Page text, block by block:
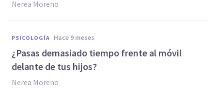
Nerea Moreno
PSICOLOGÍA hace 9 meses
¿Pasas demasiado tiempo frente al móvil
delante de tus hijos?
Nerea Moreno